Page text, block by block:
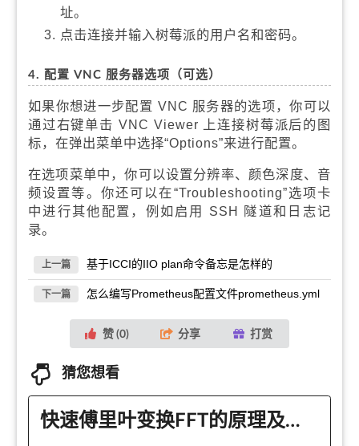
址。
点击连接并输入树莓派的用户名和密码。
4. 配置 VNC 服务器选项（可选）
如果你想进一步配置 VNC 服务器的选项，你可以
通过右键单击 VNC Viewer 上连接树莓派后的图
标，在弹出菜单中选择“Options”来进行配置。
在选项菜单中，你可以设置分辨率、颜色深度、音
频设置等。你还可以在“Troubleshooting”选项卡
中进行其他配置，例如启用 SSH 隧道和日志记
录。
上一篇 基于ICCI的IIO plan命令备忘是怎样的
下一篇 怎么编写Prometheus配置文件prometheus.yml
赞 (0) 分享 打赏
猜您想看
快速傅里叶变换FFT的原理及公式是什么